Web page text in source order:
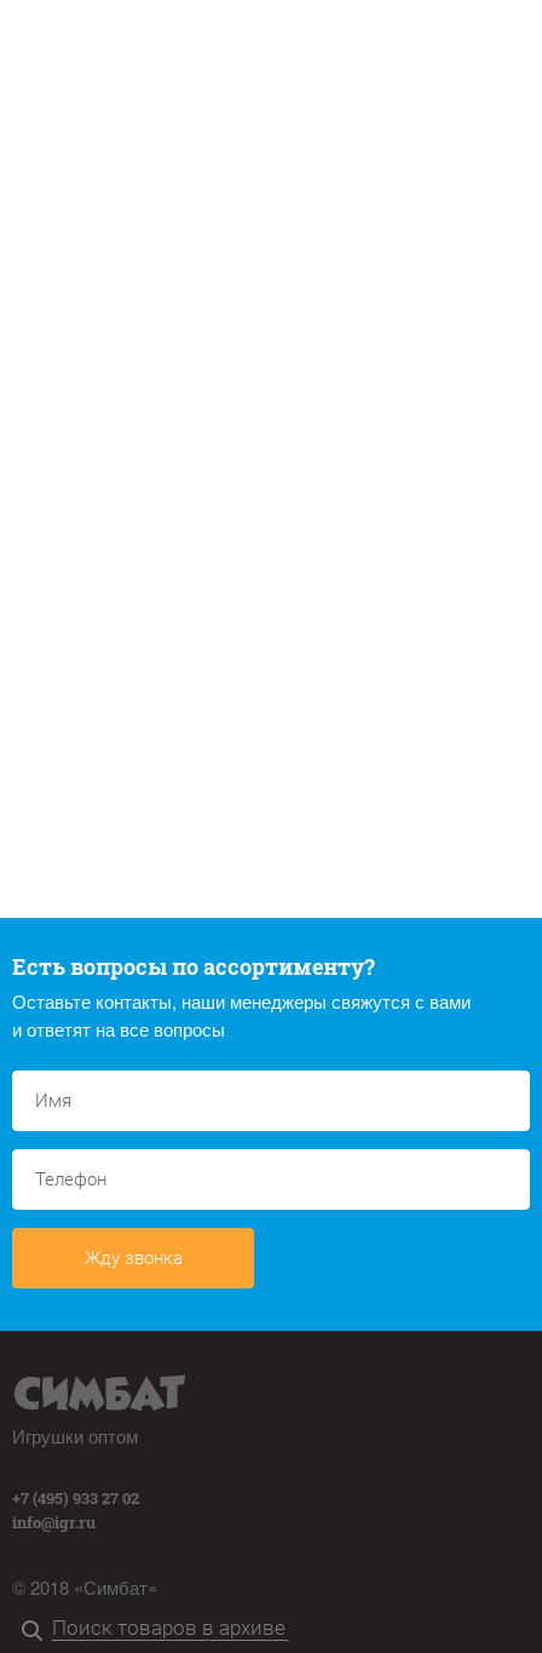
Есть вопросы по ассортименту?
Оставьте контакты, наши менеджеры свяжутся с вами
и ответят на все вопросы
Жду звонка
Игрушки оптом
+7 (495) 933 27 02
info@igr.ru
© 2018 «Симбат»